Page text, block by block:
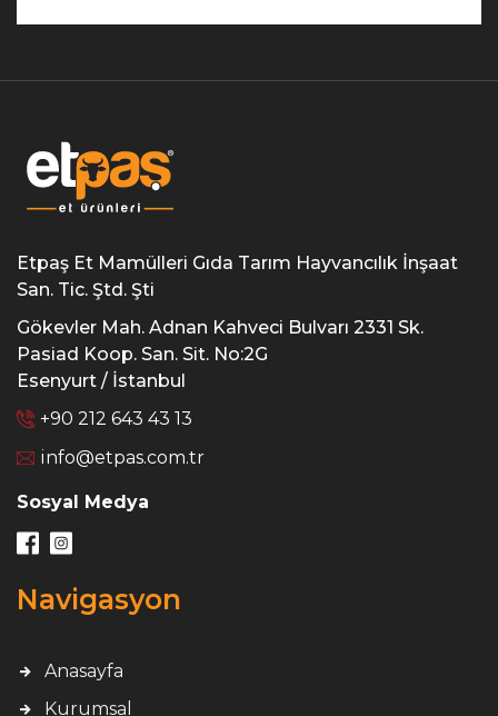
Etpaş Et Mamülleri Gıda Tarım Hayvancılık İnşaat
San. Tic. Ştd. Şti
Gökevler Mah. Adnan Kahveci Bulvarı 2331 Sk.
Pasiad Koop. San. Sit. No:2G
Esenyurt / İstanbul
+90 212 643 43 13
info@etpas.com.tr
Sosyal Medya
Navigasyon
Anasayfa
Kurumsal